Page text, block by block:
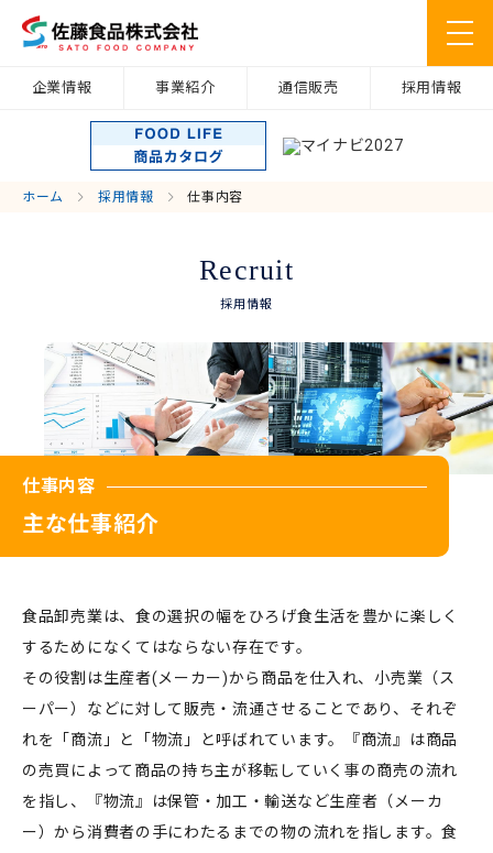
企業情報 事業紹介 通信販売 採用情報
ホーム 採用情報 仕事内容
Recruit
採用情報
仕事内容
主な仕事紹介
食品卸売業は、食の選択の幅をひろげ食生活を豊かに楽しく
するためになくてはならない存在です。
その役割は生産者(メーカー)から商品を仕入れ、小売業（ス
ーパー）などに対して販売・流通させることであり、それぞ
れを「商流」と「物流」と呼ばれています。『商流』は商品
の売買によって商品の持ち主が移転していく事の商売の流れ
を指し、『物流』は保管・加工・輸送など生産者（メーカ
ー）から消費者の手にわたるまでの物の流れを指します。食